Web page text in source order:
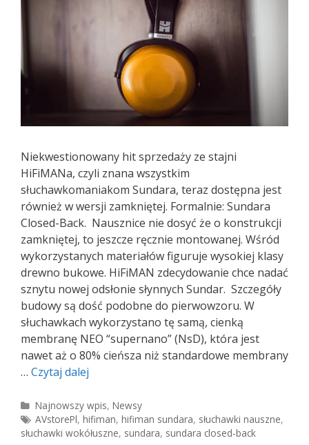
Niekwestionowany hit sprzedaży ze stajni
HiFiMANa, czyli znana wszystkim
słuchawkomaniakom Sundara, teraz dostępna jest
również w wersji zamkniętej. Formalnie: Sundara
Closed-Back. Nausznice nie dosyć że o konstrukcji
zamkniętej, to jeszcze ręcznie montowanej. Wśród
wykorzystanych materiałów figuruje wysokiej klasy
drewno bukowe. HiFiMAN zdecydowanie chce nadać
sznytu nowej odsłonie słynnych Sundar. Szczegóły
budowy są dość podobne do pierwowzoru. W
słuchawkach wykorzystano tę samą, cienką
membranę NEO “supernano” (NsD), która jest
nawet aż o 80% cieńsza niż standardowe membrany
… Czytaj dalej
Closed-
Back
Kategorie
Najnowszy wpis,Newsy
Tagi
AVstorePl,hifiman,hifiman sundara, słuchawki nauszne,
słuchawki wokółuszne, sundara, sundara closed-back